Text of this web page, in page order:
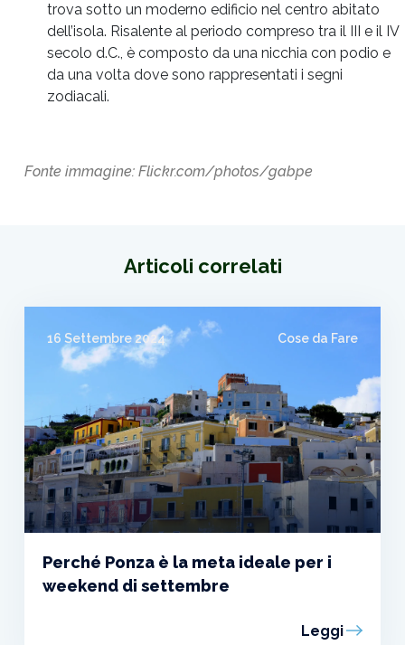
trova sotto un moderno edificio nel centro abitato
dell’isola. Risalente al periodo compreso tra il III e il IV
secolo d.C., è composto da una nicchia con podio e
da una volta dove sono rappresentati i segni
zodiacali.
Fonte immagine: Flickr.com/photos/gabpe
Articoli correlati
16 Settembre 2024 Cose da Fare
Perché Ponza è la meta ideale per i
weekend di settembre
Leggi